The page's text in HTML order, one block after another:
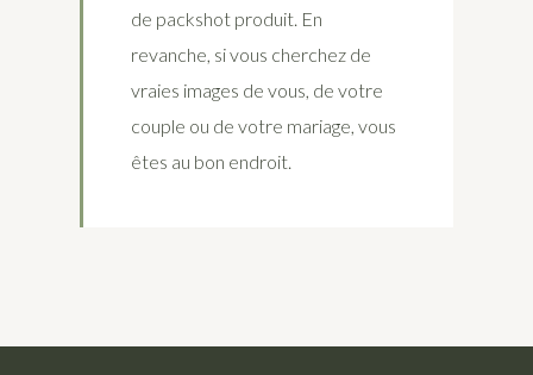
de packshot produit. En
revanche, si vous cherchez de
vraies images de vous, de votre
couple ou de votre mariage, vous
êtes au bon endroit.